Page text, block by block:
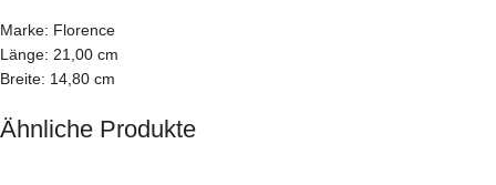
Marke: Florence
Länge: 21,00 cm
Breite: 14,80 cm
Ähnliche Produkte